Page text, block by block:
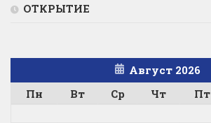
ОТКРЫТИЕ
Август 2026
Пн
Вт Ср Чт Пт